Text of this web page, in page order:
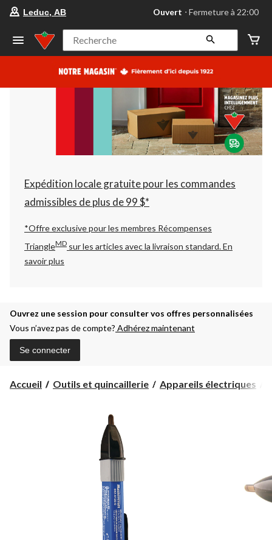
votre
préféré
Leduc,
AB,
courament
Fermeture
à
22:00
cliquer
pour
changer
Leduc, AB Ouvert ⋅ Fermeture à 22:00
Recherche
Expédition locale gratuite pour les commandes
admissibles de plus de 99 $*
*Offre exclusive pour les membres Récompenses
TriangleMD sur les articles avec la livraison standard.En
savoir plus
Ouvrez une session pour consulter vos offres personnalisées
Vous n’avez pas de compte? Adhérez maintenant
Se connecter
Accueil Outils et quincaillerie Appareils électriques